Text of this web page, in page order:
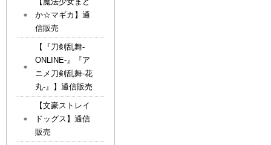
か☆マギカ】通
信販売
【『刀剣乱舞-
ONLINE-』『ア
ニメ刀剣乱舞-花
丸-』】通信販売
【文豪ストレイ
ドッグス】通信
販売